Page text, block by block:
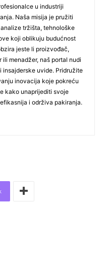
u industriji
Naša misija je pružiti
tržišta, tehnološke
koji oblikuju budućnost
jeste li proizvođač,
ili menadžer, naš portal nudi
insajderske uvide. Pridružite
inovacija koje pokreću
kako unaprijediti svoje
i održiva pakiranja.